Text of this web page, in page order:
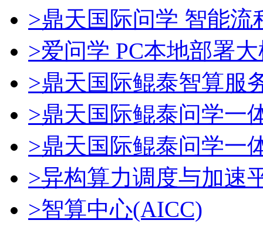
>鼎天国际问学 智能流
>爱问学 PC本地部署
>鼎天国际鲲泰智算服
>鼎天国际鲲泰问学一
>鼎天国际鲲泰问学一
>异构算力调度与加速
>智算中心(AICC)